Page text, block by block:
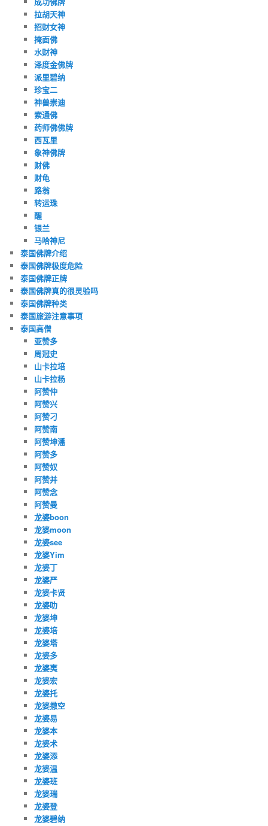
拉胡天神
招财女神
掩面佛
水财神
泽度金佛牌
派里碧纳
珍宝二
神兽崇迪
索通佛
药师佛佛牌
西瓦里
象神佛牌
财佛
财龟
路翁
转运珠
醒
银兰
马哈神尼
泰国佛牌介绍
泰国佛牌极度危险
泰国佛牌正牌
泰国佛牌真的很灵验吗
泰国佛牌种类
泰国旅游注意事项
泰国高僧
亚赞多
周冠史
山卡拉培
山卡拉杨
阿赞仲
阿赞兴
阿赞刁
阿赞南
阿赞坤潘
阿赞多
阿赞奴
阿赞并
阿赞念
阿赞曼
龙婆boon
龙婆moon
龙婆see
龙婆Yim
龙婆丁
龙婆严
龙婆卡贤
龙婆叻
龙婆坤
龙婆培
龙婆塔
龙婆多
龙婆夷
龙婆宏
龙婆托
龙婆撒空
龙婆易
龙婆本
龙婆术
龙婆添
龙婆温
龙婆班
龙婆瑞
龙婆登
龙婆碧纳